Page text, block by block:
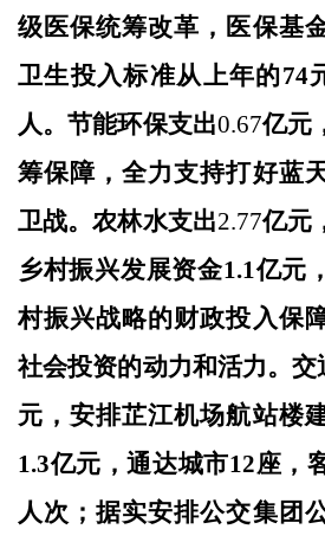
级医保统筹改革，医保基
卫生投入标准从上年的74
人。节能环保支出0.67亿元
筹保障，全力支持打好蓝
卫战。农林水支出2.77亿元
乡村振兴发展资金1.1亿元，
村振兴战略的财政投入保
社会投资的动力和活力。交
元，安排芷江机场航站楼
1.3亿元，通达城市12座，
人次；据实安排公交集团